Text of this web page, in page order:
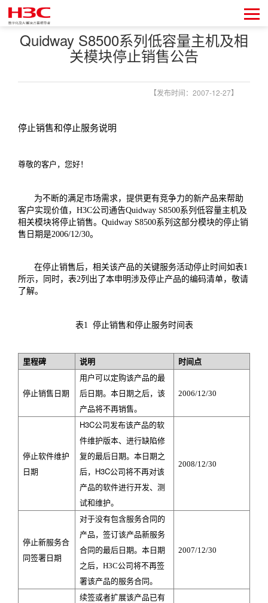
Quidway S8500系列低容量主机及相
关模块停止销售公告
【发布时间：2007-12-27】
停止销售和停止服务说明
尊敬的客户，您好！
为不断的满足市场需求，提供更有竞争力的新产品来帮助
客户实现价值， H3C公司通告Quidway S8500系列低容量主机及
相关模块将停止销售。 Quidway S8500系列这部分模块的停止销
售日期是2006/12/30。
在停止销售后，相关该产品的关键服务活动停止时间如表1
所示，同时，表2列出了本申明涉及停止产品的编码清单，敬请
了解。
表1 停止销售和停止服务时间表
里程碑 说明 时间点
停止销售日期
用户可以定购该产品的最
后日期。本日期之后，该
产品将不再销售。
2006/12/30
停止软件维护
日期
H3C公司发布该产品的软
件维护版本、进行缺陷修
复的最后日期。本日期之
后，H3C公司将不再对该
产品的软件进行开发、测
试和维护。
2008/12/30
停止新服务合
同签署日期
对于没有包含服务合同的
产品，签订该产品新服务
合同的最后日期。本日期
之后，H3C公司将不再签
署该产品的服务合同。
2007/12/30
续签或者扩展该产品已有